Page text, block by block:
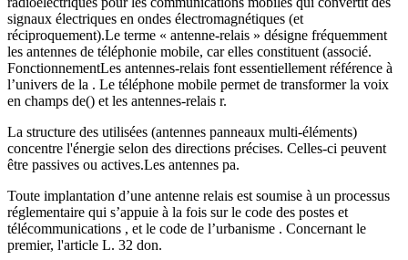
signaux électriques en ondes électromagnétiques (et
réciproquement).Le terme « antenne-relais » désigne fréquemment
les antennes de téléphonie mobile, car elles constituent (associé.
FonctionnementLes antennes-relais font essentiellement référence à
l’univers de la . Le téléphone mobile permet de transformer la voix
en champs de() et les antennes-relais r.
La structure des utilisées (antennes panneaux multi-éléments)
concentre l'énergie selon des directions précises. Celles-ci peuvent
être passives ou actives.Les antennes pa.
Toute implantation d’une antenne relais est soumise à un processus
réglementaire qui s’appuie à la fois sur le code des postes et
télécommunications , et le code de l’urbanisme . Concernant le
premier, l'article L. 32 don.